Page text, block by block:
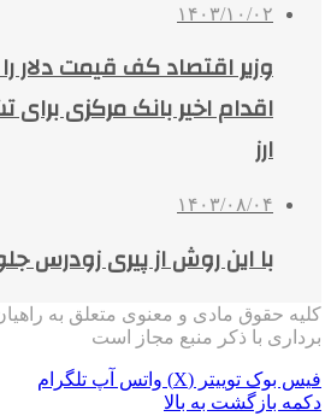
۱۴۰۳/۱۰/۰۲
وزیر اقتصاد کف قیمت دلار
اقدام اخیر بانک مرکزی برای
ارز
۱۴۰۳/۰۸/۰۴
با این روش از پیری زودرس
کلیه حقوق مادی و معنوی متعلق به
برداری با ذکر منبع مجاز است
فیس بوک توییتر (X) واتس آپ تلگرام
دکمه بازگشت به بالا